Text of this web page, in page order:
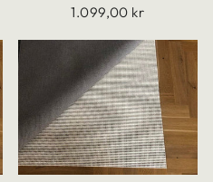
1.099,00 kr